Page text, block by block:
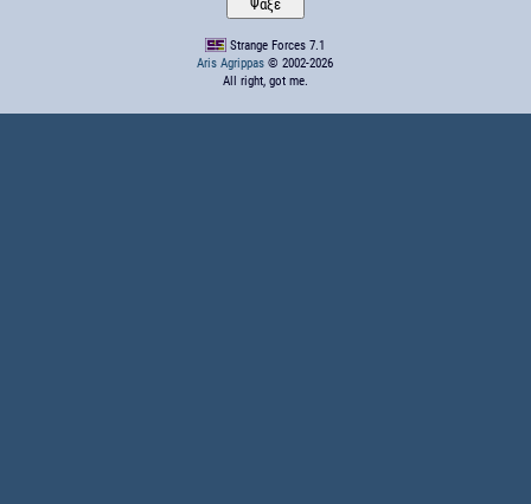
Strange Forces 7.1
Aris Agrippas © 2002-2026
All right, got me.